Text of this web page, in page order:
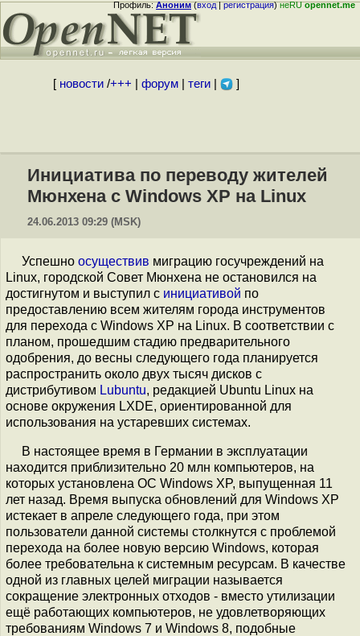
Профиль:Аноним(вход|регистрация)неRUopennet.me
[ новости/+++ форум| теги| ]
Инициатива по переводу жителей
Мюнхена с Windows XP на Linux
24.06.2013 09:29 (MSK)
Успешно осуществив миграцию госучреждений на
Linux, городской Совет Мюнхена не остановился на
достигнутом и выступил с инициативой по
предоставлению всем жителям города инструментов
для перехода с Windows XP на Linux. В соответствии с
планом, прошедшим стадию предварительного
одобрения, до весны следующего года планируется
распространить около двух тысяч дисков с
дистрибутивом Lubuntu, редакцией Ubuntu Linux на
основе окружения LXDE, ориентированной для
использования на устаревших системах.
В настоящее время в Германии в эксплуатации
находится приблизительно 20 млн компьютеров, на
которых установлена ОС Windows XP, выпущенная 11
лет назад. Время выпуска обновлений для Windows XP
истекает в апреле следующего года, при этом
пользователи данной системы столкнутся с проблемой
перехода на более новую версию Windows, которая
более требовательна к системным ресурсам. В качестве
одной из главных целей миграции называется
сокращение электронных отходов - вместо утилизации
ещё работающих компьютеров, не удовлетворяющих
требованиям Windows 7 и Windows 8, подобные